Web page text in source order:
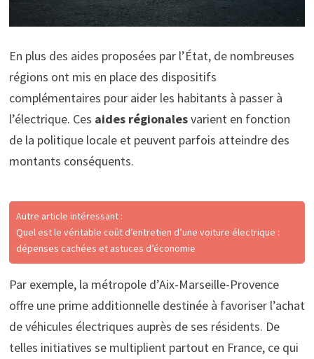
En plus des aides proposées par l’État, de nombreuses
régions ont mis en place des dispositifs
complémentaires pour aider les habitants à passer à
l’électrique. Ces aides régionalesvarient en fonction
de la politique locale et peuvent parfois atteindre des
montants conséquents.
Autre article intéressant :
Quel est le véritable coût d’entretien d’une voiture électrique :
dépenses cachées et astuces d’économie
Par exemple, la métropole d’Aix-Marseille-Provence
offre une prime additionnelle destinée à favoriser l’achat
de véhicules électriques auprès de ses résidents. De
telles initiatives se multiplient partout en France, ce qui